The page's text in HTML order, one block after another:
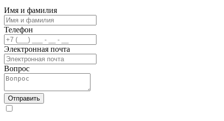
Имя и фамилия
Телефон
Электронная почта
Вопрос
Отправить